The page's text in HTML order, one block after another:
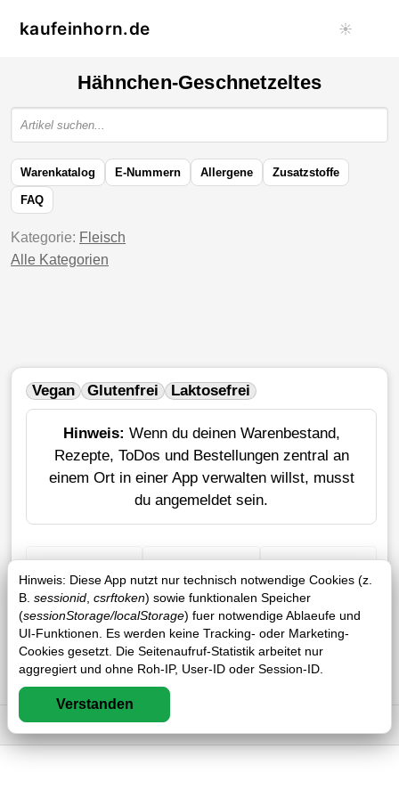
kaufeinhorn.de ☀️
Hinweis: Diese App nutzt nur technisch notwendige Cookies (z.
B. sessionid csrftoken) sowie funktionalen Speicher
(sessionStorage/localStorage) fuer notwendige Ablaeufe und
UI-Funktionen. Es werden keine Tracking- oder Marketing-
Cookies gesetzt. Die Seitenaufruf-Statistik arbeitet nur
aggregiert und ohne Roh-IP, User-ID oder Session-ID.
Verstanden
Hähnchen-Geschnetzeltes
Warenkatalog E-Nummern Allergene Zusatzstoffe
FAQ
Kategorie: Fleisch
Alle Kategorien
Vegan Glutenfrei Laktosefrei
Hinweis: Wenn du deinen Warenbestand,
Rezepte, ToDos und Bestellungen zentral an
einem Ort in einer App verwalten willst, musst
du angemeldet sein.
+ Einkauf Verlustrechner Sticker erstellen
Impressum